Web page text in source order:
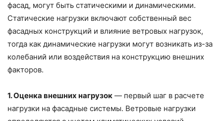
фасад, могут быть статическими и динамическими.
Статические нагрузки включают собственный вес
фасадных конструкций и влияние ветровых нагрузок,
тогда как динамические нагрузки могут возникать из-за
колебаний или воздействия на конструкцию внешних
факторов.
1. Оценка внешних нагрузок — первый шаг в расчете
нагрузки на фасадные системы. Ветровые нагрузки